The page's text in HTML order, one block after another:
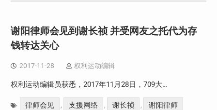
谢阳律师会见到谢长祯 并受网友之托代为存
钱转达关心
2017-11-28 权利运动编辑
权利运动编辑员获悉，2017年11月28日，709大…
律师会见 , 支援网络 , 谢长祯 , 谢阳律师